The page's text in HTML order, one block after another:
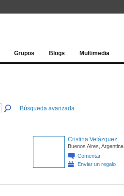
Grupos Blogs Multimedia
Búsqueda avanzada
Cristina Velázquez
Buenos Aires, Argentina
Comentar
Enviar un regalo